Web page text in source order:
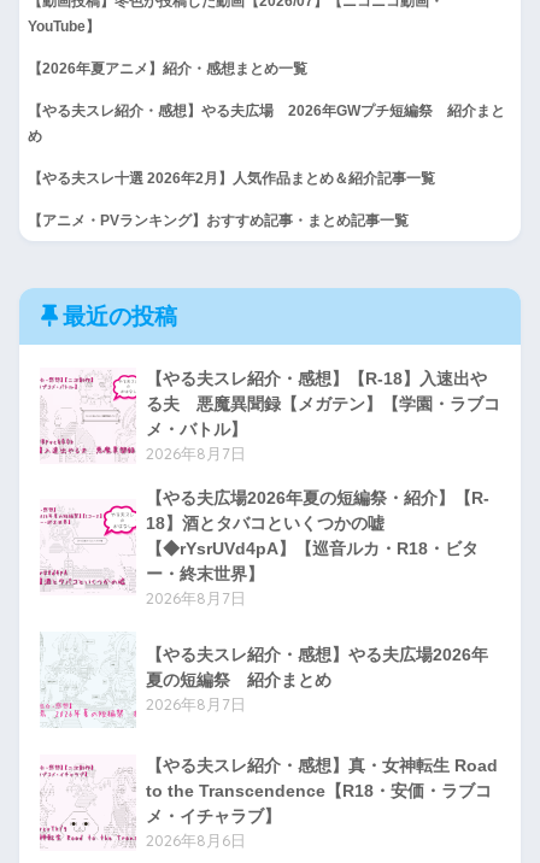
YouTube】
【2026年夏アニメ】紹介・感想まとめ一覧
【やる夫スレ紹介・感想】やる夫広場 2026年GWプチ短編祭 紹介まと
め
【やる夫スレ十選 2026年2月】人気作品まとめ＆紹介記事一覧
【アニメ・PVランキング】おすすめ記事・まとめ記事一覧
最近の投稿
【やる夫スレ紹介・感想】【R-18】入速出や
る夫 悪魔異聞録【メガテン】【学園・ラブコ
メ・バトル】
2026年8月7日
【やる夫広場2026年夏の短編祭・紹介】【R-
18】酒とタバコといくつかの嘘
【◆rYsrUVd4pA】【巡音ルカ・R18・ビタ
ー・終末世界】
2026年8月7日
【やる夫スレ紹介・感想】やる夫広場2026年
夏の短編祭 紹介まとめ
2026年8月7日
【やる夫スレ紹介・感想】真・女神転生 Road
to the Transcendence【R18・安価・ラブコ
メ・イチャラブ】
2026年8月6日